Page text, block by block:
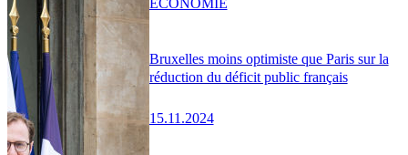
Bruxelles moins optimiste que Paris sur la
réduction du déficit public français
15.11.2024